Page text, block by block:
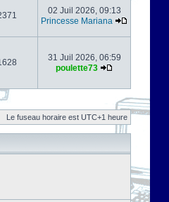
02 Juil 2026, 09:13
Princesse Mariana
31 Juil 2026, 06:59
poulette73
Le fuseau horaire est UTC+1 heure